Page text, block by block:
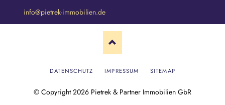
info@pietrek-immobilien.de
I
DATENSCHUTZ IMPRESSUM SITEMAP
© Copyright 2026 Pietrek & Partner Immobilien GbR